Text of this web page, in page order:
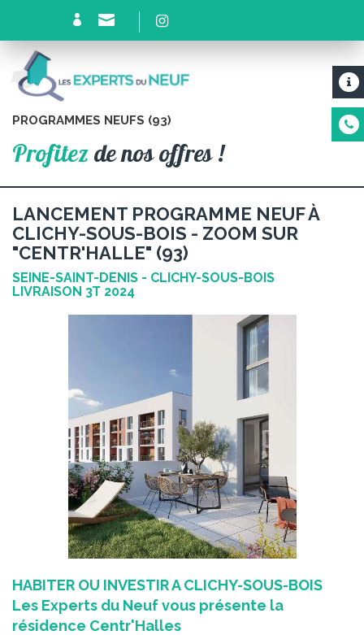
PROGRAMMES NEUFS (93)
Profitezde nos offres !
LANCEMENT PROGRAMME NEUF À
CLICHY-SOUS-BOIS - ZOOM SUR
"CENTR'HALLE" (93)
SEINE-SAINT-DENIS - CLICHY-SOUS-BOIS
LIVRAISON 3T 2024
HABITER OU INVESTIR A CLICHY-SOUS-BOIS
Les Experts du Neuf vous présente la
résidence Centr'Halles